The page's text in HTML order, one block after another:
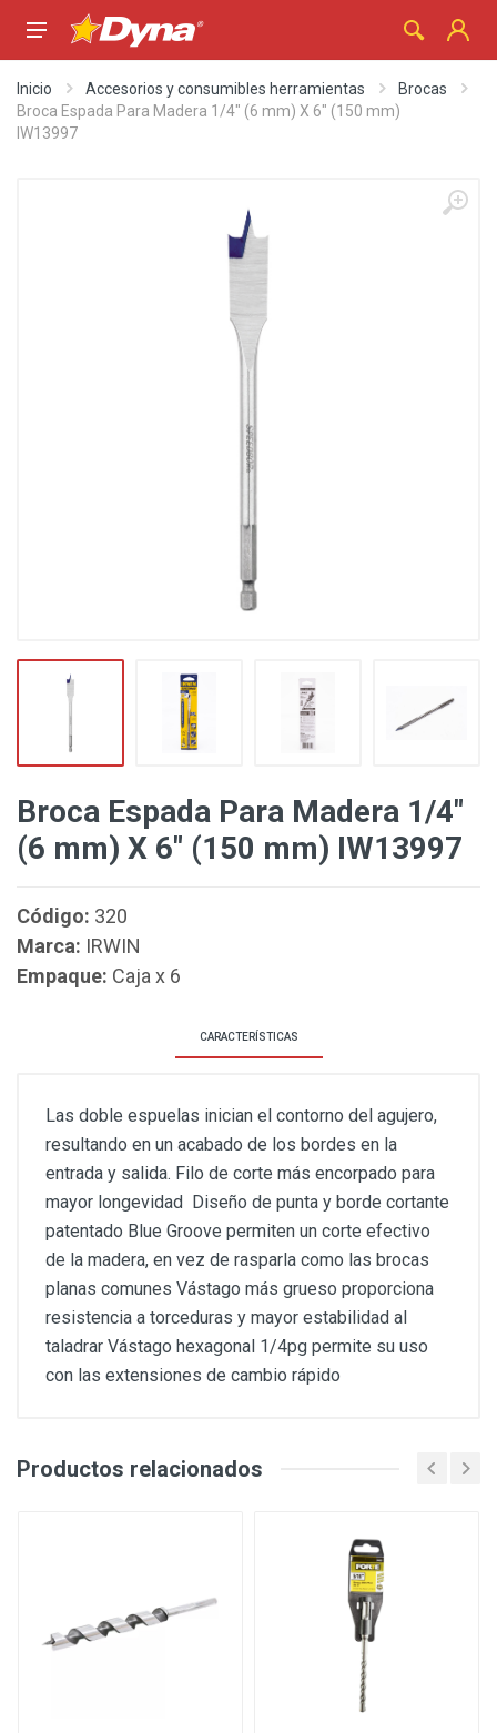
Inicio Accesorios y consumibles herramientas
Brocas
Broca Espada Para Madera 1/4" (6 mm) X 6" (150 mm)
IW13997
Broca Espada Para Madera 1/4"
(6 mm) X 6" (150 mm) IW13997
Código: 320
Marca: IRWIN
Empaque: Caja x 6
CARACTERÍSTICAS
Las doble espuelas inician el contorno del agujero,
resultando en un acabado de los bordes en la
entrada y salida. Filo de corte más encorpado para
mayor longevidad Diseño de punta y borde cortante
patentado Blue Groove permiten un corte efectivo
de la madera, en vez de rasparla como las brocas
planas comunes Vástago más grueso proporciona
resistencia a torceduras y mayor estabilidad al
taladrar Vástago hexagonal 1/4pg permite su uso
con las extensiones de cambio rápido
Productos relacionados